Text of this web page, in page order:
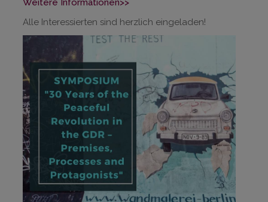
Weitere Informationen>>
Alle Interessierten sind herzlich eingeladen!